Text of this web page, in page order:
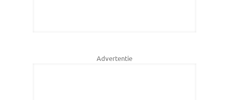
Advertentie